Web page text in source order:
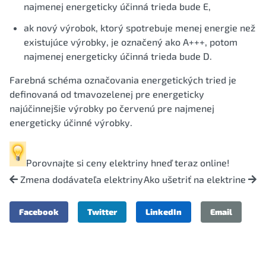
najmenej energeticky účinná trieda bude E,
ak nový výrobok, ktorý spotrebuje menej energie než
existujúce výrobky, je označený ako A+++, potom
najmenej energeticky účinná trieda bude D.
Farebná schéma označovania energetických tried je
definovaná od tmavozelenej pre energeticky
najúčinnejšie výrobky po červenú pre najmenej
energeticky účinné výrobky.
Porovnajte si ceny elektriny hneď teraz online!
Zmena dodávateľa elektrinyAko ušetriť na elektrine
Facebook Twitter LinkedIn Email